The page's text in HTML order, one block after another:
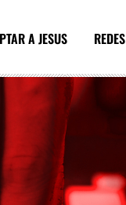
A JESUS REDES